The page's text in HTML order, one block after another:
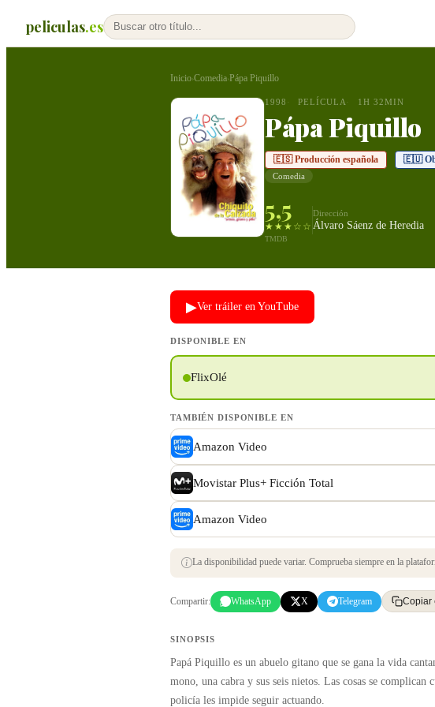
peliculas.es
Inicio›Comedia›Pápa Piquillo
1998 PELÍCULA 1H 32MIN
Pápa Piquillo
🇪🇸 Producción española 🇪🇺
Comedia
5,5
★★★☆☆
TMDB
Dirección
Álvaro Sáenz de Heredia
▶Ver tráiler en YouTube
DISPONIBLE EN
FlixOlé
TAMBIÉN DISPONIBLE EN
Amazon Video
Movistar Plus+ Ficción Total
Amazon Video
La disponibilidad puede variar. Comprueba siempre en la
Compartir: WhatsApp X Telegram Copiar
SINOPSIS
Papá Piquillo es un abuelo gitano que se gana la vida
mono, una cabra y sus seis nietos. Las cosas se
policía les impide seguir actuando.